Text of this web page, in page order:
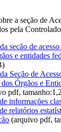
a seção de
pela
seção de
e entidades
Seção de
Órgãos e
pdf,
informações
relatórios
(arquivo pdf,